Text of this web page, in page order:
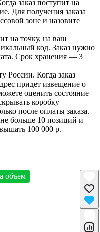
заказ поступит на
Для получения заказа
зоне и назовите
на точку, на ваш
код. Заказ нужно
Срок хранения — 3
России. Когда заказ
придет извещение о
оценить состояние
коробку
после оплаты заказа.
больше 10 позиций и
100 000 р.
объем